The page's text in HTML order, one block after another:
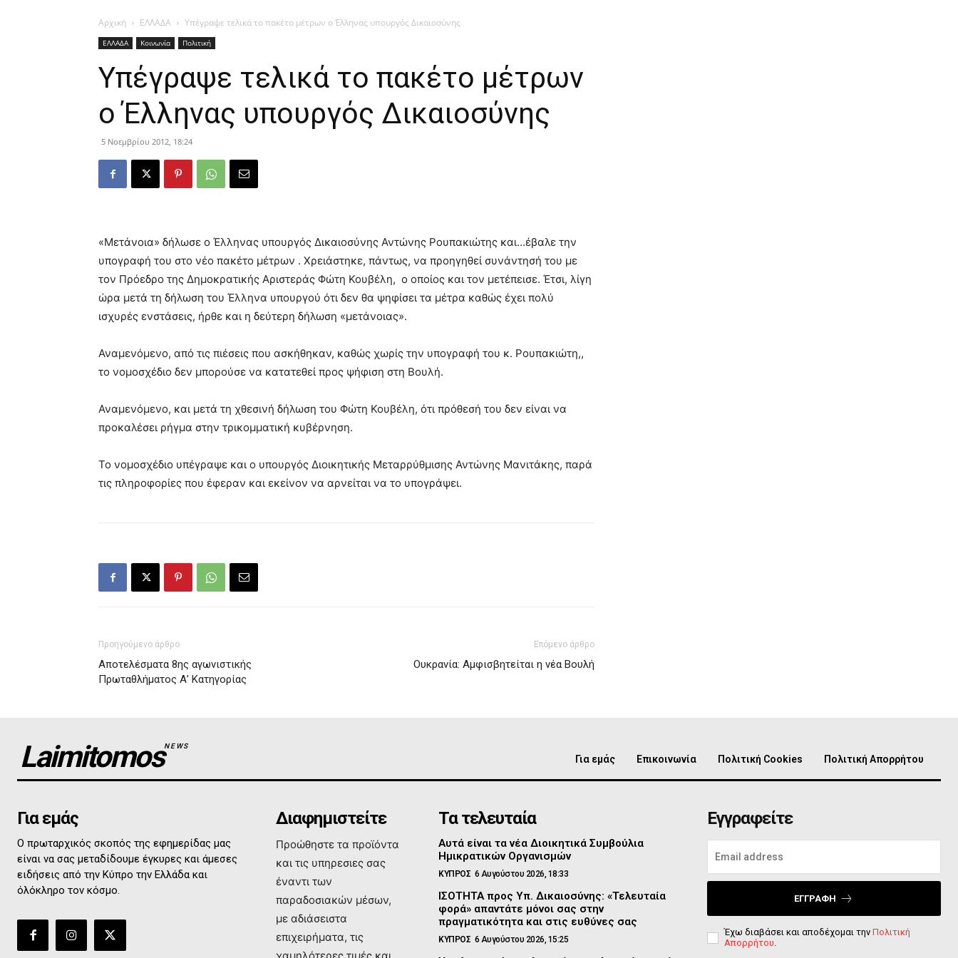
Αρχική ΕΛΛΑΔΑ Υπέγραψε τελικά το πακέτο μέτρων ο Έλληνας υπουργός Δικαιοσύνης
ΕΛΛΑΔΑ Κοινωνία Πολιτική
Υπέγραψε τελικά το πακέτο μέτρων
ο Έλληνας υπουργός Δικαιοσύνης
5 Νοεμβρίου 2012, 18:24
«Μετάνοια» δήλωσε ο Έλληνας υπουργός Δικαιοσύνης Αντώνης Ρουπακιώτης και…έβαλε την
υπογραφή του στο νέο πακέτο μέτρων . Χρειάστηκε, πάντως, να προηγηθεί συνάντησή του με
τον Πρόεδρο της Δημοκρατικής Αριστεράς Φώτη Κουβέλη, ο οποίος και τον μετέπεισε. Έτσι, λίγη
ώρα μετά τη δήλωση του Έλληνα υπουργού ότι δεν θα ψηφίσει τα μέτρα καθώς έχει πολύ
ισχυρές ενστάσεις, ήρθε και η δεύτερη δήλωση «μετάνοιας».
Αναμενόμενο, από τις πιέσεις που ασκήθηκαν, καθώς χωρίς την υπογραφή του κ. Ρουπακιώτη,,
το νομοσχέδιο δεν μπορούσε να κατατεθεί προς ψήφιση στη Βουλή.
Αναμενόμενο, και μετά τη χθεσινή δήλωση του Φώτη Κουβέλη, ότι πρόθεσή του δεν είναι να
προκαλέσει ρήγμα στην τρικομματική κυβέρνηση.
Το νομοσχέδιο υπέγραψε και ο υπουργός Διοικητικής Μεταρρύθμισης Αντώνης Μανιτάκης, παρά
τις πληροφορίες που έφεραν και εκείνον να αρνείται να το υπογράψει.
Προηγούμενο άρθρο
Αποτελέσματα 8ης αγωνιστικής
Πρωταθλήματος Α’ Κατηγορίας
Επόμενο άρθρο
Ουκρανία: Αμφισβητείται η νέα Βουλή
LaimitomosNEWS
Για εμάς Επικοινωνία Πολιτική Cookies Πολιτική Απορρήτου
Για εμάς
Ο πρωταρχικός σκοπός της εφημερίδας μας
είναι να σας μεταδίδουμε έγκυρες και άμεσες
ειδήσεις από την Κύπρο την Ελλάδα και
όλόκληρο τον κόσμο.
Διαφημιστείτε
Προώθηστε τα προϊόντα
και τις υπηρεσιες σας
έναντι των
παραδοσιακών μέσων,
με αδιάσειστα
επιχειρήματα, τις
Τα τελευταία
Αυτά είναι τα νέα Διοικητικά Συμβούλια
Ημικρατικών Οργανισμών
ΚΥΠΡΟΣ 6 Αυγούστου 2026, 18:33
ΙΣΟΤΗΤΑ προς Υπ. Δικαιοσύνης: «Τελευταία
φορά» απαντάτε μόνοι σας στην
πραγματικότητα και στις ευθύνες σας
ΚΥΠΡΟΣ 6 Αυγούστου 2026, 15:25
Εγγραφείτε
ΕΓΓΡΑΦΉ
Έχω διαβάσει και αποδέχομαι την Πολιτική
Απορρήτου.